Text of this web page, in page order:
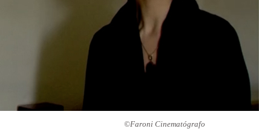
como Eva ©Faroni Cinematógrafo